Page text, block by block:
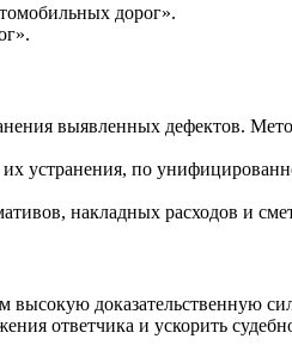
дорог».
выявленных дефектов.
их устранения, по
накладных расходов и
доказательственную
ответчика и ускорить